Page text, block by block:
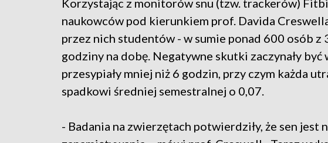
Korzystając z monitorów snu (tzw. trackerów)
naukowców pod kierunkiem prof. Davida
przez nich studentów - w sumie ponad 600 osób z
godziny na dobę. Negatywne skutki zaczynały
przesypiały mniej niż 6 godzin, przy czym każda
spadkowi średniej semestralnej o 0,07.
- Badania na zwierzętach potwierdziły, że sen jest